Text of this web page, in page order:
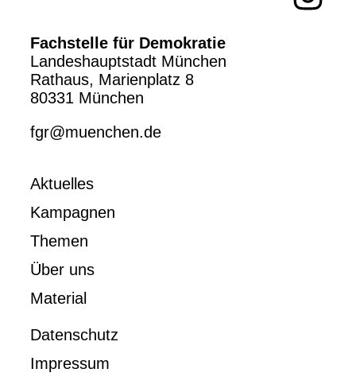
Fachstelle für Demokratie
Landeshauptstadt München
Rathaus, Marienplatz 8
80331 München
fgr@muenchen.de
Aktuelles
Kampagnen
Themen
Über uns
Material
Datenschutz
Impressum